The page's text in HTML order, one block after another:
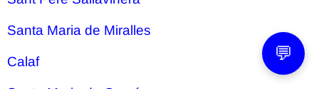
Santa Maria de Miralles
Calaf 💬